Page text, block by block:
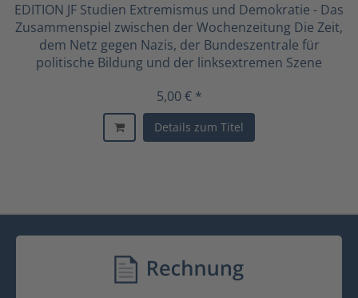
EDITION JF Studien Extremismus und Demokratie - Das
Zusammenspiel zwischen der Wochenzeitung Die Zeit,
dem Netz gegen Nazis, der Bundeszentrale für
politische Bildung und der linksextremen Szene
5,00 € *
Details zum Titel